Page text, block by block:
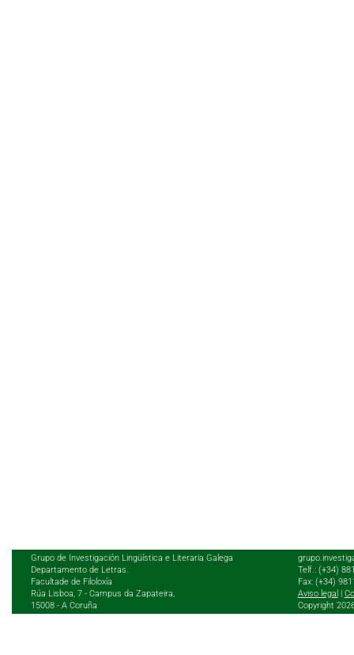
Grupo de Investigación Lingüística e Literaria Galega
Departamento de Letras.
Facultade de Filoloxía
Rúa Lisboa, 7 - Campus da Zapateira,
15008 - A Coruña
Telf.: (+34)
Fax: (+34)
Aviso legal
Copyright